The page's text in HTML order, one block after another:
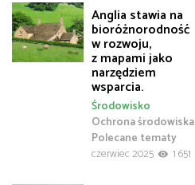
Anglia stawia na
bioróżnorodność
w rozwoju,
z mapami jako
narzędziem
wsparcia.
Ochrona środowiska
Polecane tematy
Środowisko
czerwiec 2025 1 651